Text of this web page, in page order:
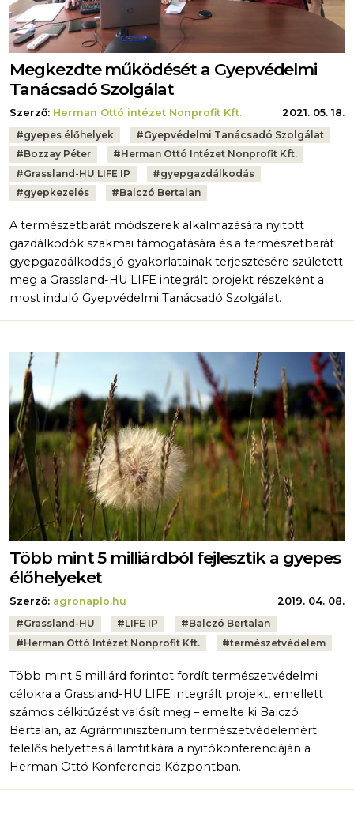
Megkezdte működését a Gyepvédelmi
Tanácsadó Szolgálat
Szerző: Herman Ottó intézet Nonprofit Kft.
2021. 05. 18.
Tags:
#gyepes élőhelyek #Gyepvédelmi Tanácsadó Szolgálat
#Bozzay Péter #Herman Ottó Intézet Nonprofit Kft.
#Grassland-HU LIFE IP #gyepgazdálkodás
#gyepkezelés #Balczó Bertalan
A természetbarát módszerek alkalmazására nyitott
gazdálkodók szakmai támogatására és a természetbarát
gyepgazdálkodás jó gyakorlatainak terjesztésére született
meg a Grassland-HU LIFE integrált projekt részeként a
most induló Gyepvédelmi Tanácsadó Szolgálat.
Több mint 5 milliárdból fejlesztik a gyepes
élőhelyeket
Szerző: agronaplo.hu
2019. 04. 08.
Tags:
#Grassland-HU #LIFE IP #Balczó Bertalan
#Herman Ottó Intézet Nonprofit Kft. #természetvédelem
Több mint 5 milliárd forintot fordít természetvédelmi
célokra a Grassland-HU LIFE integrált projekt, emellett
számos célkitűzést valósít meg – emelte ki Balczó
Bertalan, az Agrárminisztérium természetvédelemért
felelős helyettes államtitkára a nyitókonferenciáján a
Herman Ottó Konferencia Központban.